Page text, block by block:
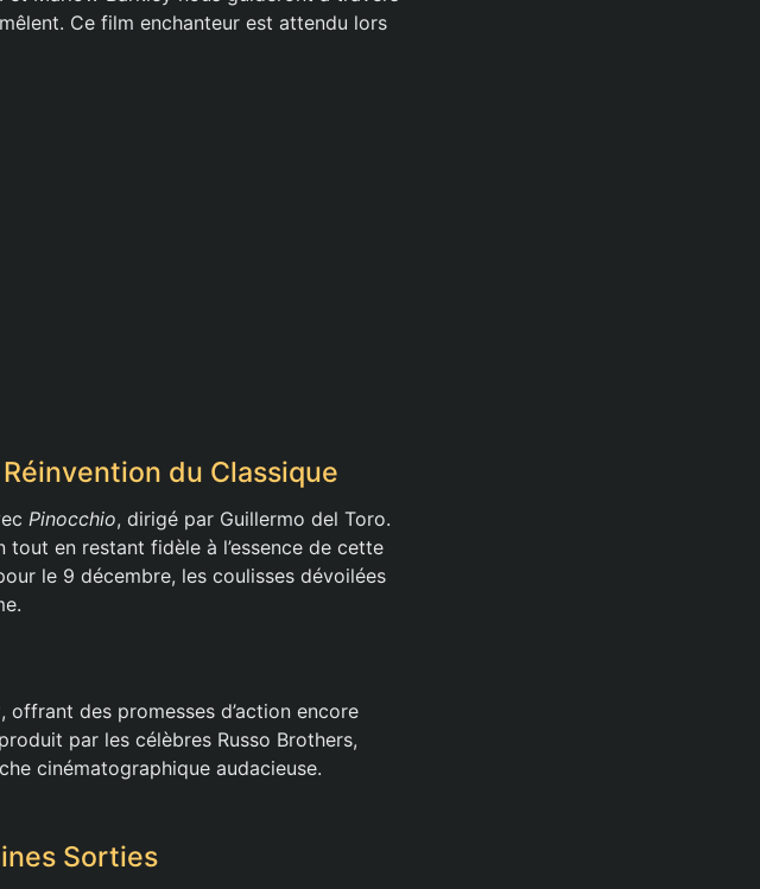
Ce film enchanteur est attendu lors
du Classique
Pinocchio, dirigé par Guillermo del Toro.
en restant fidèle à l’essence de cette
le 9 décembre, les coulisses dévoilées
, offrant des promesses d’action encore
par les célèbres Russo Brothers,
cinématographique audacieuse.
Sorties